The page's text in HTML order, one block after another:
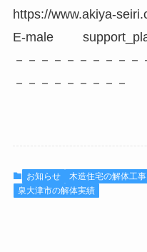
https://www.akiya-
E-male
－－－－－－－－－－
－－－－－－－－－
お知らせ 木造住宅の解体工事
泉大津市の解体実績